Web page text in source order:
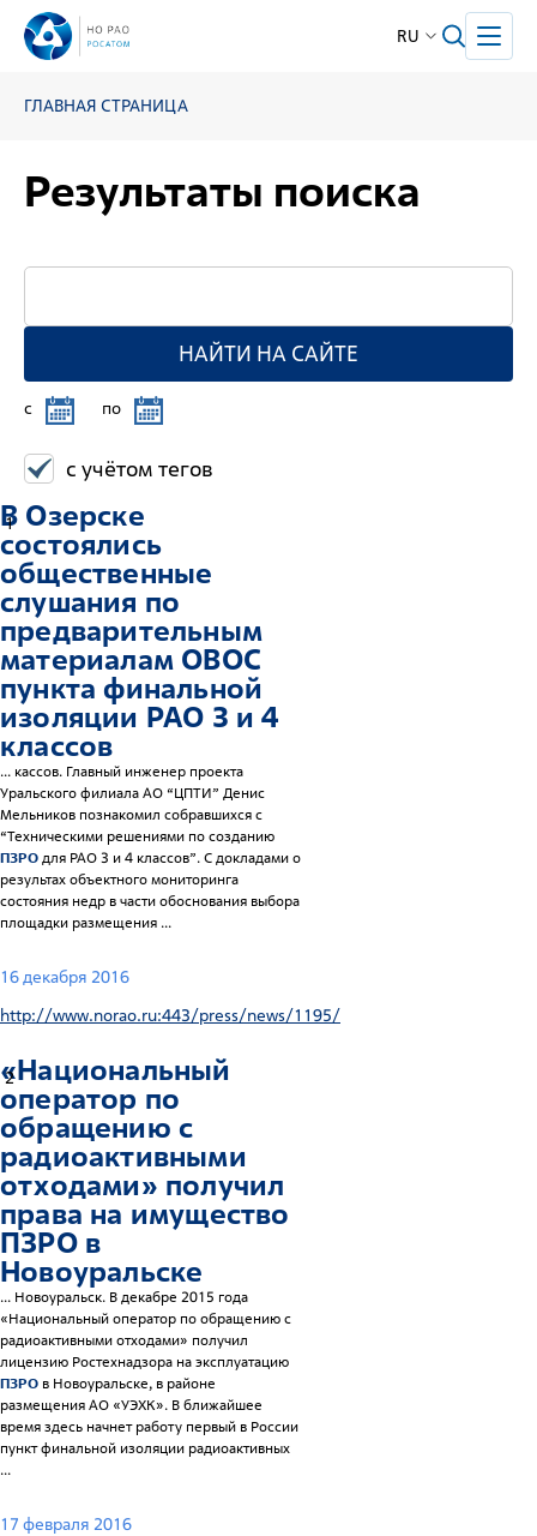
RU
ГЛАВНАЯ СТРАНИЦА
Результаты поиска
НАЙТИ НА САЙТЕ
c по
с учётом тегов
1
В Озерске
состоялись
общественные
слушания по
предварительным
материалам ОВОС
пункта финальной
изоляции РАО 3 и 4
классов
... кассов. Главный инженер проекта
Уральского филиала АО “ЦПТИ” Денис
Мельников познакомил собравшихся с
“Техническими решениями по созданию
ПЗРОдля РАО 3 и 4 классов”. С докладами о
результах объектного мониторинга
состояния недр в части обоснования выбора
площадки размещения ...
16 декабря 2016
http://www.norao.ru:443/press/news/1195/
2
«Национальный
оператор по
обращению с
радиоактивными
отходами» получил
права на имущество
ПЗРОв
Новоуральске
... Новоуральск. В декабре 2015 года
«Национальный оператор по обращению с
радиоактивными отходами» получил
лицензию Ростехнадзора на эксплуатацию
ПЗРО в Новоуральске, в районе
размещения АО «УЭХК». В ближайшее
время здесь начнет работу первый в России
пункт финальной изоляции радиоактивных
...
17 февраля 2016